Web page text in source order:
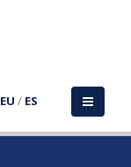
EU / ES